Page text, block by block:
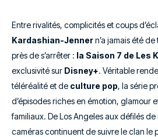
Entre rivalités, complicités et coups
Kardashian-Jennern’a jamais été
près de s’arrêter : la Saison 7 de Les
exclusivité sur Disney+. Véritable
téléréalité et de culture pop, la série
d’épisodes riches en émotion, glamour
familiaux. De Los Angeles aux défilés
caméras continuent de suivre le clan le